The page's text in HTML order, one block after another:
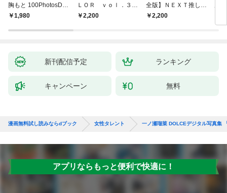
胸もと 100PhotosDX
[sabra net e-Book]
￥1,980
ＬＯＲ ｖｏｌ．３
ＦＲＩＤＡＹデジタル
￥2,200
全版】ＮＥＸＴ推しガ
ール！ １～４ ヤン
￥2,200
新刊配信予定 ランキング
キャンペーン 無料
漫画無料試し読みならdブック 女性タレント 一ノ瀬瑠菜 DOLCEデジタル写真集
アプリならもっと便利で快適に！